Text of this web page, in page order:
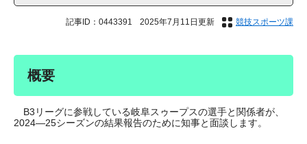
記事ID：0443391 2025年7月11日更新 競技スポーツ課
概要
B3リーグに参戦している岐阜スゥープスの選手と関係者が、
2024―25シーズンの結果報告のために知事と面談します。